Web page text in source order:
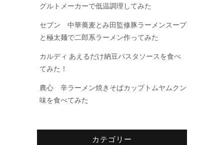
グルトメーカーで低温調理してみた
セブン 中華蕎麦とみ田監修豚ラーメンスープ
と極太麺で二郎系ラーメン作ってみた
カルディ あえるだけ納豆パスタソースを食べ
てみた！
農心 辛ラーメン焼きそばカップトムヤムクン
味を食べてみた
カテゴリー